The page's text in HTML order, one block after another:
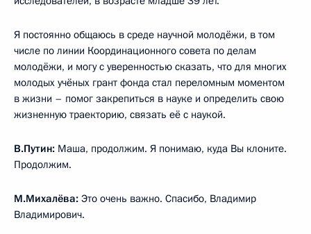
Я постоянно общаюсь в среде научной молодёжи, в том
числе по линии Координационного совета по делам
молодёжи, и могу с уверенностью сказать, что для многих
молодых учёных грант фонда стал переломным моментом
в жизни – помог закрепиться в науке и определить свою
жизненную траекторию, связать её с наукой.
В.Путин: Маша, продолжим. Я понимаю, куда Вы клоните.
Продолжим.
М.Михалёва: Это очень важно. Спасибо, Владимир
Владимирович.